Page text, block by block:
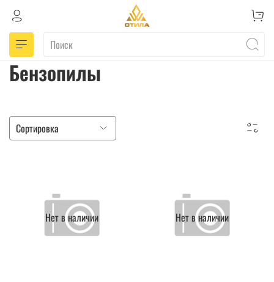
Бензопилы
Нет в наличии Нет в наличии